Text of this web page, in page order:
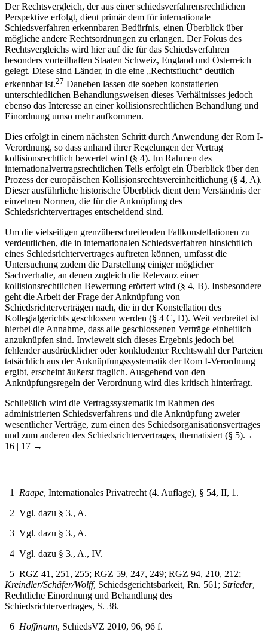
Perspektive erfolgt, dient primär dem für internationale
Schiedsverfahren erkennbaren Bedürfnis, einen Überblick über
mögliche andere Rechtsordnungen zu erlangen. Der Fokus des
Rechtsvergleichs wird hier auf die für das Schiedsverfahren
besonders vorteilhaften Staaten Schweiz, England und Österreich
gelegt. Diese sind Länder, in die eine „Rechtsflucht“ deutlich
erkennbar ist. 27Daneben lassen die soeben konstatierten
unterschiedlichen Behandlungsweisen dieses Verhältnisses jedoch
ebenso das Interesse an einer kollisionsrechtlichen Behandlung und
Einordnung umso mehr aufkommen.
Verordnung, so dass anhand ihrer Regelungen der Vertrag
kollisionsrechtlich bewertet wird (§ 4). Im Rahmen des
internationalvertragsrechtlichen Teils erfolgt ein Überblick über den
Prozess der europäischen Kollisionsrechtsvereinheitlichung (§ 4, A).
Dieser ausführliche historische Überblick dient dem Verständnis der
einzelnen Normen, die für die Anknüpfung des
Schiedsrichtervertrages entscheidend sind.
verdeutlichen, die in internationalen Schiedsverfahren hinsichtlich
eines Schiedsrichtervertrages auftreten können, umfasst die
Untersuchung zudem die Darstellung einiger möglicher
Sachverhalte, an denen zugleich die Relevanz einer
kollisionsrechtlichen Bewertung erörtert wird (§ 4, B). Insbesondere
geht die Arbeit der Frage der Anknüpfung von
Schiedsrichterverträgen nach, die in der Konstellation des
Kollegialgerichts geschlossen werden (§ 4 C, D). Weit verbreitet ist
hierbei die Annahme, dass alle geschlossenen Verträge einheitlich
anzuknüpfen sind. Inwieweit sich dieses Ergebnis jedoch bei
fehlender ausdrücklicher oder konkludenter Rechtswahl der Parteien
tatsächlich aus der Anknüpfungssystematik der Rom I-Verordnung
ergibt, erscheint äußerst fraglich. Ausgehend von den
Anknüpfungsregeln der Verordnung wird dies kritisch hinterfragt.
administrierten Schiedsverfahrens und die Anknüpfung zweier
wesentlicher Verträge, zum einen des Schiedsorganisationsvertrages
und zum anderen des Schiedsrichtervertrages, thematisiert (§ 5).←
16 | 17 →
Kreindler/Schäfer/Wolff , Schiedsgerichtsbarkeit, Rn. 561; Strieder
Rechtliche Einordnung und Behandlung des
Schiedsrichtervertrages, S. 38.